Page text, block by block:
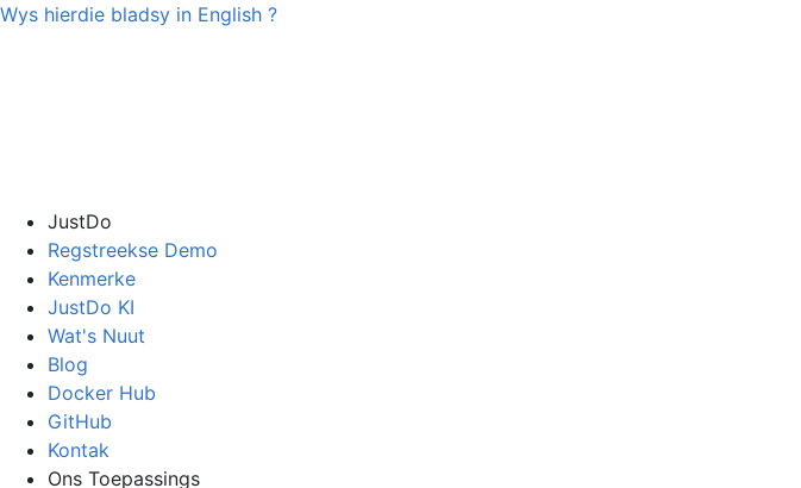
Wys hierdie bladsy in English ?
JustDo
Regstreekse Demo
Kenmerke
JustDo KI
Wat's Nuut
Blog
Docker Hub
GitHub
Kontak
Ons Toepassings